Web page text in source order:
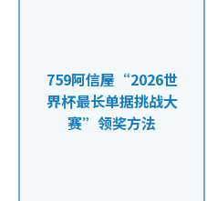
759阿信屋“2026世
界杯最长单据挑战大
赛”领奖方法